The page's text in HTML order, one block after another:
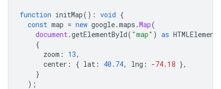
function initMap() : void {
const map = new google.maps .Map(
document.getElementById( "map" ) as HTMLElement
{
zoom : 13,
center : { lat : 40.74, lng : -74.18 },
}
);